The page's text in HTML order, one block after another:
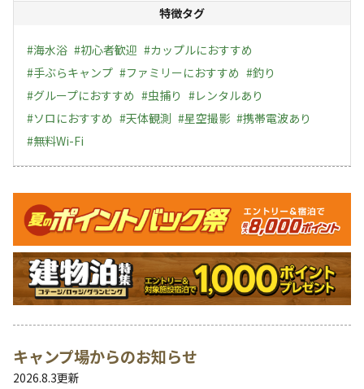
特徴タグ
#海水浴 #初心者歓迎 #カップルにおすすめ
#手ぶらキャンプ #ファミリーにおすすめ #釣り
#グループにおすすめ #虫捕り #レンタルあり
#ソロにおすすめ #天体観測 #星空撮影 #携帯電波あり
#無料Wi-Fi
キャンペーン
キャンプ場からのお知らせ
2026.8.3更新